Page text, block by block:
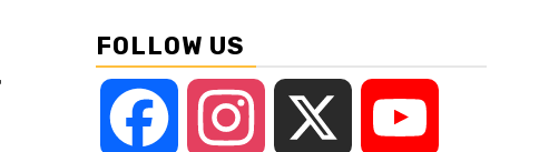
FOLLOW US
Facebook Instagram